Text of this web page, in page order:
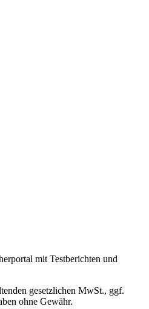
mit Testberichten und
gesetzlichen MwSt., ggf.
ohne Gewähr.